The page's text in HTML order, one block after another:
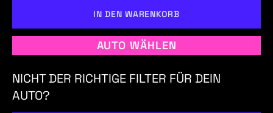
IN DEN WARENKORB
AUTO WÄHLEN
NICHT DER RICHTIGE FILTER FÜR DEIN
AUTO?